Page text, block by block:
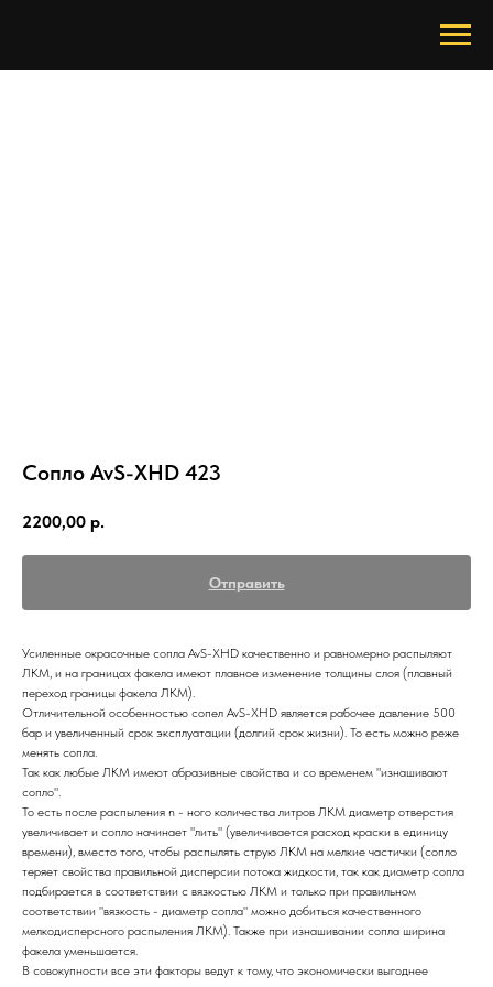
Сопло AvS-XHD 423
2200,00 р.
Отправить
Усиленные окрасочные сопла AvS-XHD качественно и равномерно распыляют
ЛКМ, и на границах факела имеют плавное изменение толщины слоя (плавный
переход границы факела ЛКМ).
Отличительной особенностью сопел AvS-XHD является рабочее давление 500
бар и увеличенный срок эксплуатации (долгий срок жизни). То есть можно реже
менять сопла.
Так как любые ЛКМ имеют абразивные свойства и со временем "изнашивают
сопло".
То есть после распыления n - ного количества литров ЛКМ диаметр отверстия
увеличивает и сопло начинает "лить" (увеличивается расход краски в единицу
времени), вместо того, чтобы распылять струю ЛКМ на мелкие частички (сопло
теряет свойства правильной дисперсии потока жидкости, так как диаметр сопла
подбирается в соответствии с вязкостью ЛКМ и только при правильном
соответствии "вязкость - диаметр сопла" можно добиться качественного
мелкодисперсного распыления ЛКМ). Также при изнашивании сопла ширина
факела уменьшается.
В совокупности все эти факторы ведут к тому, что экономически выгоднее